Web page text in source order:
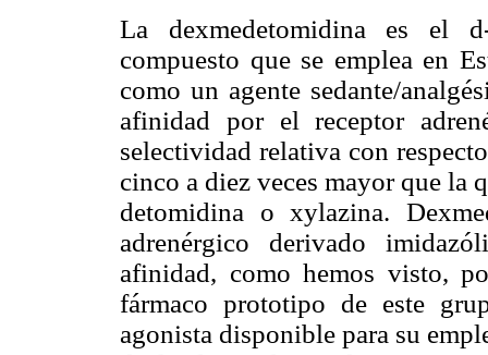
La dexmedetomidina es el
compuesto que se emplea en
como un agente sedante/
afinidad por el receptor
selectividad relativa con
cinco a diez veces mayor que la
detomidina o xylazina.
adrenérgico derivado
afinidad, como hemos visto,
fármaco prototipo de este
agonista disponible para su